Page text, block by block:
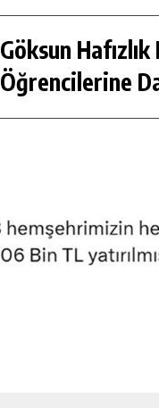
Göksun Hafızlık
Öğrencilerine